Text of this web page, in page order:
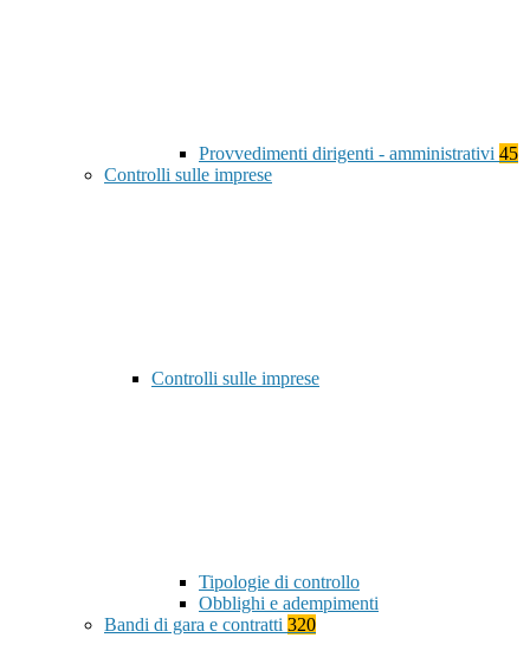
Provvedimenti dirigenti - amministrativi 45
Controlli sulle imprese
Controlli sulle imprese
Tipologie di controllo
Obblighi e adempimenti
Bandi di gara e contratti 320